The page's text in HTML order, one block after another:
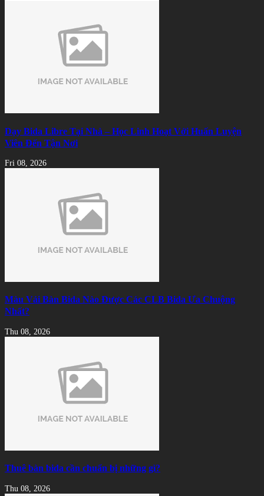
Dạy Bida Libre Tại Nhà – Học Linh Hoạt Với Huấn Luyện
Viên Đến Tận Nơi
Fri 08, 2026
Màu Vải Bàn Bida Nào Được Các CLB Bida Ưa Chuộng
Nhất?
Thu 08, 2026
Thuê bàn bida cần chuẩn bị những gì?
Thu 08, 2026